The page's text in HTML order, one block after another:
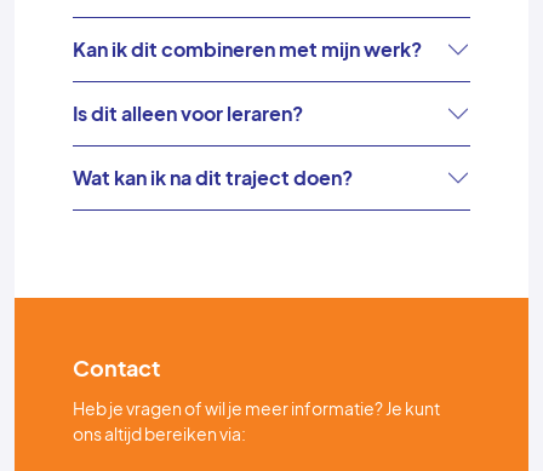
Kan ik dit combineren met mijn werk?
Is dit alleen voor leraren?
Wat kan ik na dit traject doen?
Contact
Heb je vragen of wil je meer informatie? Je kunt
ons altijd bereiken via: